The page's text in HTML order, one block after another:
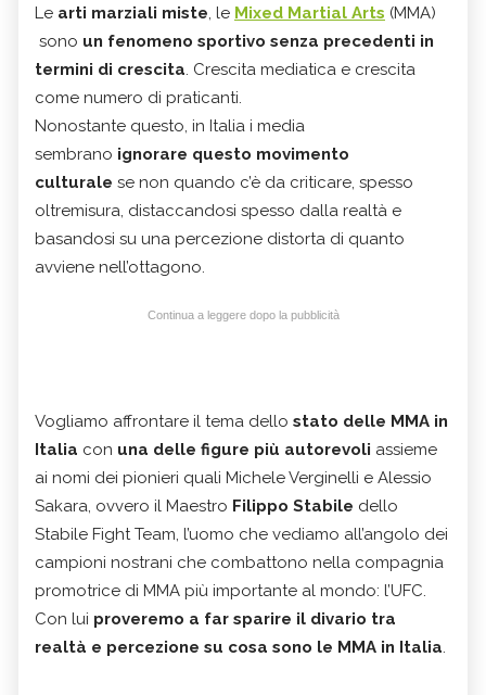
Le arti marziali miste, le Mixed Martial Arts (MMA)
sono un fenomeno sportivo senza precedenti in
termini di crescita. Crescita mediatica e crescita
come numero di praticanti.
Nonostante questo, in Italia i media
sembrano ignorare questo movimento
culturale se non quando c’è da criticare, spesso
oltremisura, distaccandosi spesso dalla realtà e
basandosi su una percezione distorta di quanto
avviene nell’ottagono.
Continua a leggere dopo la pubblicità
Vogliamo affrontare il tema dello stato delle MMA in
Italia con una delle figure più autorevoli assieme
ai nomi dei pionieri quali Michele Verginelli e Alessio
Sakara, ovvero il Maestro Filippo Stabile dello
Stabile Fight Team, l’uomo che vediamo all’angolo dei
campioni nostrani che combattono nella compagnia
promotrice di MMA più importante al mondo: l’UFC.
Con lui proveremo a far sparire il divario tra
realtà e percezione su cosa sono le MMA in Italia.